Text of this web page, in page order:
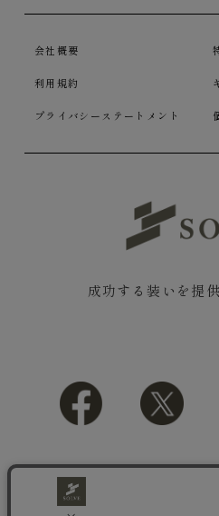
会社概要
利用規約
プライバシーステートメント
成功する装いを提